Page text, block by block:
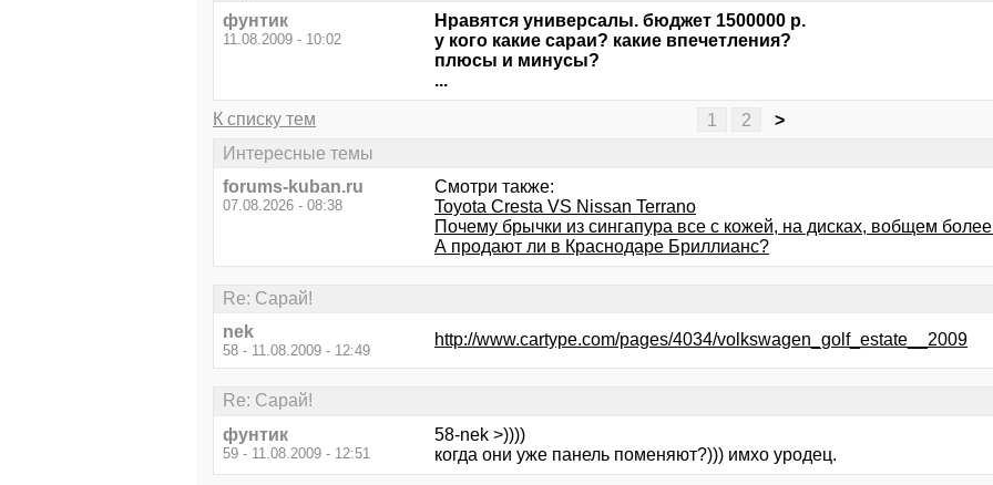
фунтик
11.08.2009 - 10:02
Нравятся универсалы. бюджет 1500000 р.
у кого какие сараи? какие впечетления?
плюсы и минусы?
...
К списку тем 1 2
>
Интересные темы
forums-kuban.ru
07.08.2026 - 08:38
Смотри также:
Toyota Cresta VS Nissan Terrano
Почему брычки из сингапура все с кожей, на дисках, вобщем
А продают ли в Краснодаре Бриллианс?
Re: Сарай!
nek
58 - 11.08.2009 - 12:49
http://www.cartype.com/pages/4034/volkswagen_golf_estate__2009
Re: Сарай!
фунтик
59 - 11.08.2009 - 12:51
58-nek >))))
когда они уже панель поменяют?))) имхо уродец.